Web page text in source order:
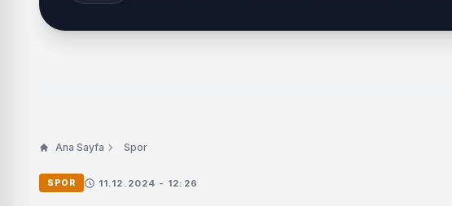
Ana Sayfa Spor
SPOR 11.12.2024 - 12:26